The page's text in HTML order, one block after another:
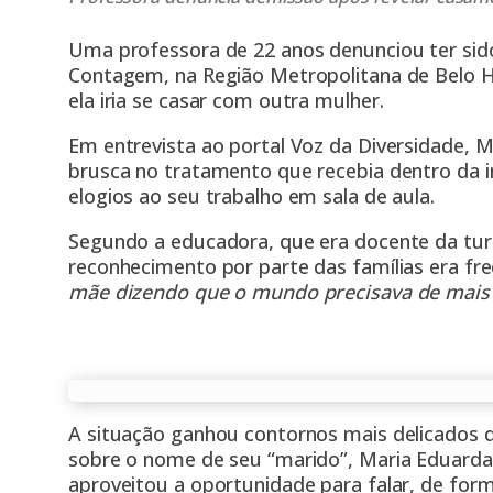
Uma professora de 22 anos denunciou ter
Contagem, na Região Metropolitana de Belo
ela iria se casar com outra mulher.
Em entrevista ao portal Voz da Diversidade,
brusca no tratamento que recebia dentro
elogios ao seu trabalho em sala de aula.
Segundo a educadora, que era docente da
reconhecimento por parte das famílias era
mãe dizendo que o mundo precisava de
A situação ganhou contornos mais delicados
sobre o nome de seu “marido”, Maria
aproveitou a oportunidade para falar, de